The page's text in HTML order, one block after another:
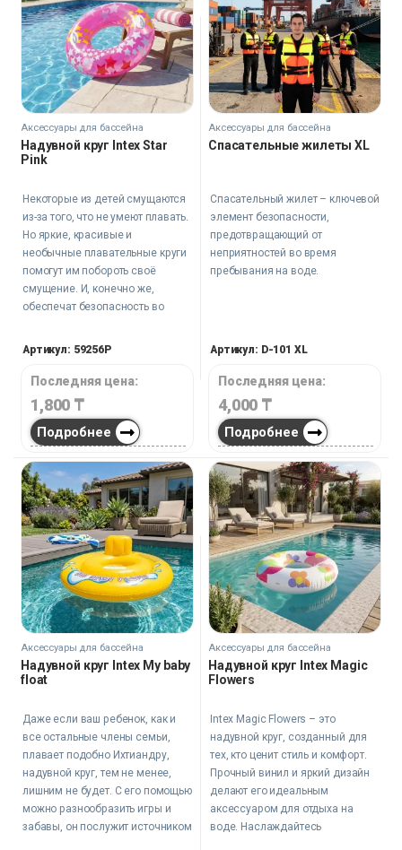
Аксессуары для бассейна
Надувной круг Intex Star
Pink
Некоторые из детей смущаются
из-за того, что не умеют плавать.
Но яркие, красивые и
необычные плавательные круги
помогут им побороть своё
смущение. И, конечно же,
обеспечат безопасность во
Артикул: 59256P
Последняя цена:
1,800 ₸
Подробнее
Аксессуары для бассейна
Спасательные жилеты XL
Спасательный жилет – ключевой
элемент безопасности,
предотвращающий от
неприятностей во время
пребывания на воде.
Артикул: D-101 XL
Последняя цена:
4,000 ₸
Подробнее
Аксессуары для бассейна
Надувной круг Intex My baby
float
Даже если ваш ребенок, как и
все остальные члены семьи,
плавает подобно Ихтиандру,
надувной круг, тем не менее,
лишним не будет. С его помощью
можно разнообразить игры и
забавы, он послужит источником
Аксессуары для бассейна
Надувной круг Intex Magic
Flowers
Intex Magic Flowers – это
надувной круг, созданный для
тех, кто ценит стиль и комфорт.
Прочный винил и яркий дизайн
делают его идеальным
аксессуаром для отдыха на
воде. Наслаждайтесь